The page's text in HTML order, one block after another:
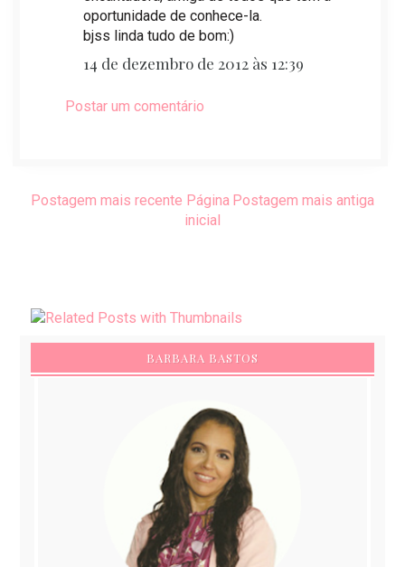
oportunidade de conhece-la.
bjss linda tudo de bom:)
14 de dezembro de 2012 às 12:39
Postar um comentário
Postagem mais recente Postagem mais antiga
Página
inicial
BARBARA BASTOS